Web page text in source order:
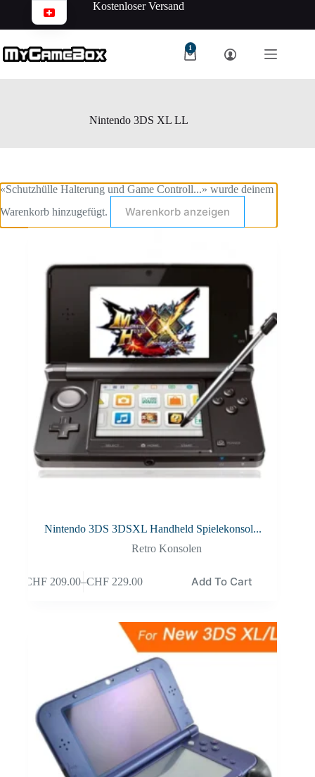
Kostenloser Versand
1
Nintendo 3DS XL LL
«Schutzhülle Halterung und Game Controll...» wurde deinem
Warenkorb hinzugefügt.
Warenkorb anzeigen
Nintendo 3DS 3DSXL Handheld Spielekonsol...
Retro Konsolen
CHF209.00–CHF229.00 Add To Cart